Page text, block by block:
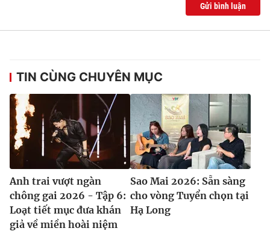
Gửi bình luận
TIN CÙNG CHUYÊN MỤC
Anh trai vượt ngàn
chông gai 2026 - Tập 6:
Loạt tiết mục đưa khán
giả về miền hoài niệm
Sao Mai 2026: Sẵn sàng
cho vòng Tuyển chọn tại
Hạ Long